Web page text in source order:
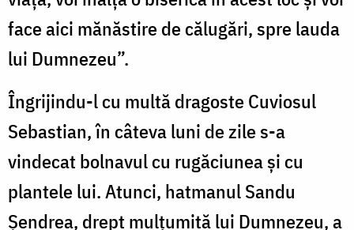
face aici mănăstire de călugări, spre lauda
lui Dumnezeu”.
Îngrijindu-l cu multă dragoste Cuviosul
Sebastian, în câteva luni de zile s-a
vindecat bolnavul cu rugăciunea şi cu
plantele lui. Atunci, hatmanul Sandu
Şendrea, drept mulţumită lui Dumnezeu, a